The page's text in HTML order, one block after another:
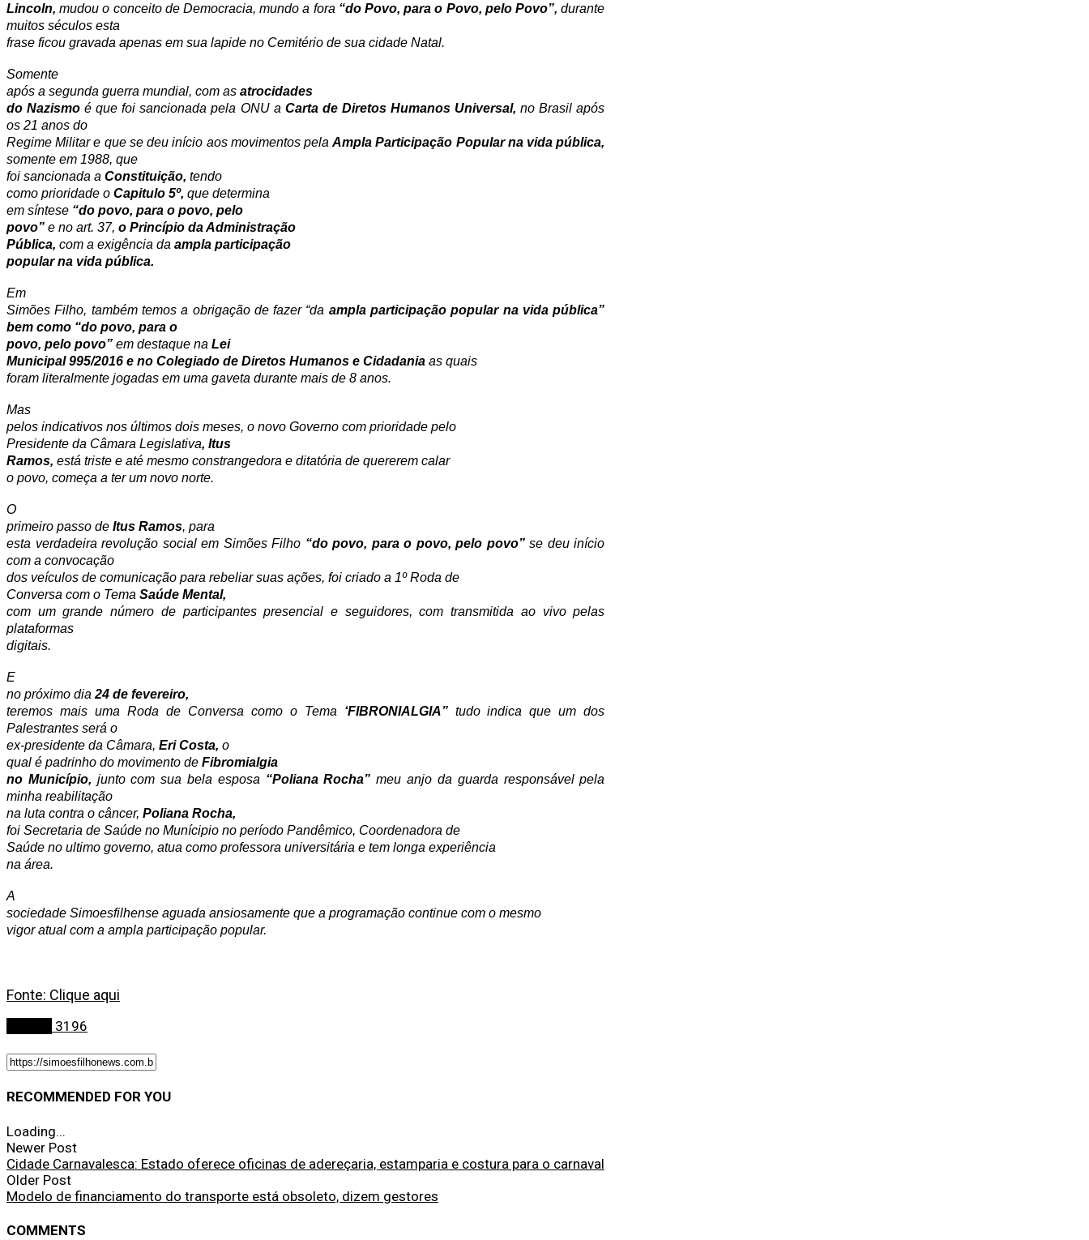
Lincoln, mudou o conceito de Democracia, mundo a fora “do Povo, para o Povo, pelo Povo”, durante
muitos séculos esta
frase ficou gravada apenas em sua lapide no Cemitério de sua cidade Natal.
Somente
após a segunda guerra mundial, com as atrocidades
do Nazismoé que foi sancionada pela ONU a Carta de Diretos Humanos Universal, no Brasil após
os 21 anos do
Regime Militar e que se deu início aos movimentos pelaAmpla Participação Popular na vida pública,
somente em 1988, que
foi sancionada a Constituição, tendo
como prioridade o Capitulo 5º, que determina
em síntese “do povo, para o povo, pelo
povo” e no art. 37, o Princípio da Administração
Pública, com a exigência da ampla participação
popular na vida pública.
Em
Simões Filho, também temos a obrigação de fazer “da ampla participação popular na vida pública”
bem como “do povo, para o
povo, pelo povo” em destaque na Lei
Municipal 995/2016 e no Colegiado de Diretos Humanos e Cidadania as quais
foram literalmente jogadas em uma gaveta durante mais de 8 anos.
Mas
pelos indicativos nos últimos dois meses, o novo Governo com prioridade pelo
Presidente da Câmara Legislativa, Itus
Ramos, está triste e até mesmo constrangedora e ditatória de quererem calar
o povo, começa a ter um novo norte.
O
primeiro passo de Itus Ramos, para
esta verdadeira revolução social em Simões Filho “do povo, para o povo, pelo povo”se deu início
com a convocação
dos veículos de comunicação para rebeliar suas ações, foi criado a 1º Roda de
Conversa com o Tema Saúde Mental,
com um grande número de participantes presencial e seguidores, com transmitida ao vivo pelas
plataformas
digitais.
E
no próximo dia 24 de fevereiro,
teremos mais uma Roda de Conversa como o Tema ‘FIBRONIALGIA”tudo indica que um dos
Palestrantes será o
ex-presidente da Câmara, Eri Costa, o
qual é padrinho do movimento de Fibromialgia
no Município, junto com sua bela esposa “Poliana Rocha” meu anjo da guarda responsável pela
minha reabilitação
na luta contra o câncer, Poliana Rocha,
foi Secretaria de Saúde no Munícipio no período Pandêmico, Coordenadora de
Saúde no ultimo governo, atua como professora universitária e tem longa experiência
na área.
A
sociedade Simoesfilhense aguada ansiosamente que a programação continue com o mesmo
vigor atual com a ampla participação popular.
Fonte: Clique aqui
3196
RECOMMENDED FOR YOU
Loading...
Newer Post
Cidade Carnavalesca: Estado oferece oficinas de adereçaria, estamparia e costura para o carnaval
Older Post
Modelo de financiamento do transporte está obsoleto, dizem gestores
COMMENTS